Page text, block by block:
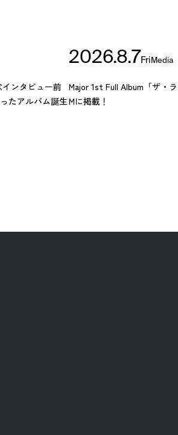
ンタビュー前
たアルバム誕生
2026.8.7Fri Media
Major 1st Full Album「ザ・
Mに掲載！